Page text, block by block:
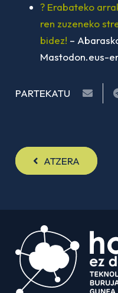
? Erabateko
ren zuzeneko
bidez! –
Mastodon.eus-
PARTEKATU
ATZERA